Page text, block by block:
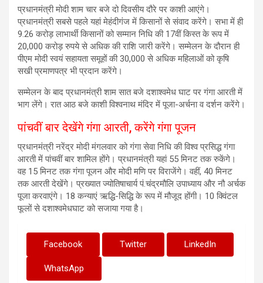
प्रधानमंत्री मोदी शाम चार बजे दो दिवसीय दौरे पर काशी आएंगे।
प्रधानमंत्री सबसे पहले यहां मेहंदीगंज में किसानों से संवाद करेंगे। सभा में ही
9.26 करोड़ लाभार्थी किसानों को सम्मान निधि की 17वीं किस्त के रूप में
20,000 करोड़ रुपये से अधिक की राशि जारी करेंगे। सम्मेलन के दौरान ही
पीएम मोदी स्वयं सहायता समूहों की 30,000 से अधिक महिलाओं को कृषि
सखी प्रमाणपत्र भी प्रदान करेंगे।
सम्मेलन के बाद प्रधानमंत्री शाम सात बजे दशाश्वमेध घाट पर गंगा आरती में
भाग लेंगे। रात आठ बजे काशी विश्वनाथ मंदिर में पूजा-अर्चना व दर्शन करेंगे।
पांचवीं बार देखेंगे गंगा आरती, करेंगे गंगा पूजन
प्रधानमंत्री नरेंद्र मोदी मंगलवार को गंगा सेवा निधि की विश्व प्रसिद्ध गंगा
आरती में पांचवीं बार शामिल होंगे। प्रधानमंत्री यहां 55 मिनट तक रुकेंगे।
वह 15 मिनट तक गंगा पूजन और मोदी मणि पर विराजेंगे। वहीं, 40 मिनट
तक आरती देखेंगे। प्रख्यात ज्योतिषाचार्य पं.चंद्रमौलि उपाध्याय और नौ अर्चक
पूजा करवाएंगे। 18 कन्याएं ऋद्धि-सिद्धि के रूप में मौजूद होंगी। 10 क्विंटल
फूलों से दशाश्वमेधघाट को सजाया गया है।
Facebook Twitter LinkedIn
WhatsApp